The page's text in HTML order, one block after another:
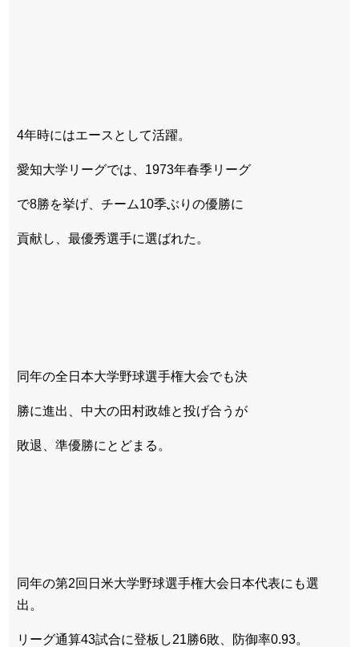
4年時にはエースとして活躍。
愛知大学リーグでは、1973年春季リーグ
で8勝を挙げ、チーム10季ぶりの優勝に
貢献し、最優秀選手に選ばれた。
同年の全日本大学野球選手権大会でも決
勝に進出、中大の田村政雄と投げ合うが
敗退、準優勝にとどまる。
同年の第2回日米大学野球選手権大会日本代表にも選
出。
リーグ通算43試合に登板し21勝6敗、防御率0.93。